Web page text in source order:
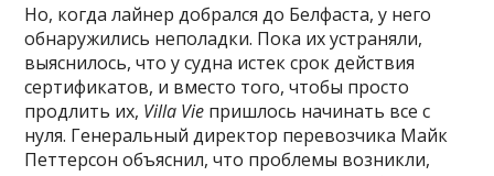
Но, когда лайнер добрался до Белфаста, у него
обнаружились неполадки. Пока их устраняли,
выяснилось, что у судна истек срок действия
сертификатов, и вместо того, чтобы просто
продлить их, Villa Vie пришлось начинать все с
нуля. Генеральный директор перевозчика Майк
Петтерсон объяснил, что проблемы возникли,